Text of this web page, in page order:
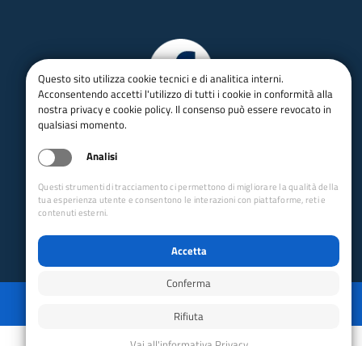
Powered by GRUPPO YEC
Questo sito utilizza cookie tecnici e di analitica interni.
Acconsentendo accetti l'utilizzo di tutti i cookie in conformità alla
nostra privacy e cookie policy. Il consenso può essere revocato in
qualsiasi momento.
Analisi
Questi strumenti di tracciamento ci permettono di migliorare la qualità della
tua esperienza utente e consentono le interazioni con piattaforme, reti e
contenuti esterni.
Accetta
Conferma
Rifiuta